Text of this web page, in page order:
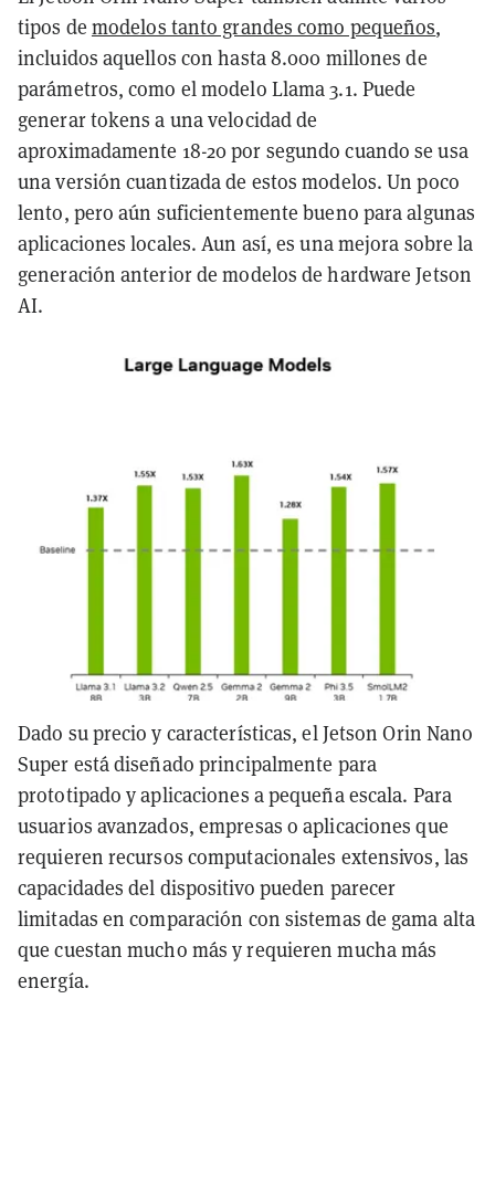
tipos de modelos tanto grandes como pequeños,
incluidos aquellos con hasta 8.000 millones de
parámetros, como el modelo Llama 3.1. Puede
generar tokens a una velocidad de
aproximadamente 18-20 por segundo cuando se usa
una versión cuantizada de estos modelos. Un poco
lento, pero aún suficientemente bueno para algunas
aplicaciones locales. Aun así, es una mejora sobre la
generación anterior de modelos de hardware Jetson
AI.
Dado su precio y características, el Jetson Orin Nano
Super está diseñado principalmente para
prototipado y aplicaciones a pequeña escala. Para
usuarios avanzados, empresas o aplicaciones que
requieren recursos computacionales extensivos, las
capacidades del dispositivo pueden parecer
limitadas en comparación con sistemas de gama alta
que cuestan mucho más y requieren mucha más
energía.